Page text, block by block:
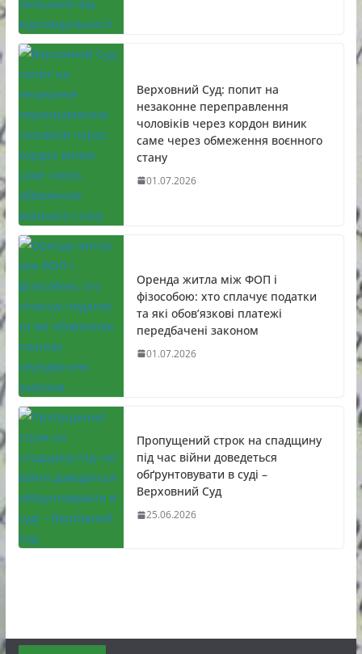
Верховний Суд: попит на
незаконне переправлення
чоловіків через кордон виник
саме через обмеження воєнного
стану
01.07.2026
Оренда житла між ФОП і
фізособою: хто сплачує податки
та які обов’язкові платежі
передбачені законом
01.07.2026
Пропущений строк на спадщину
під час війни доведеться
обґрунтовувати в суді –
Верховний Суд
25.06.2026